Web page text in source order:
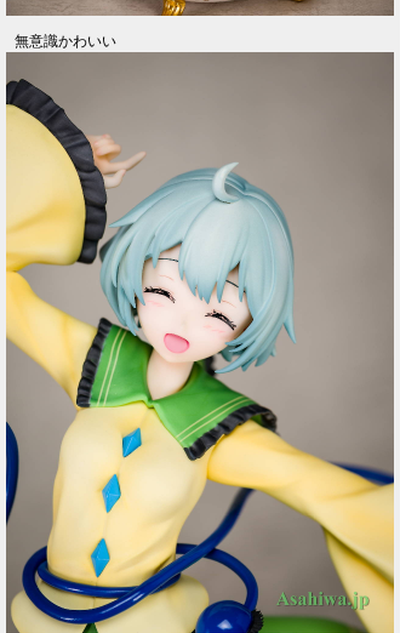
無意識かわいい